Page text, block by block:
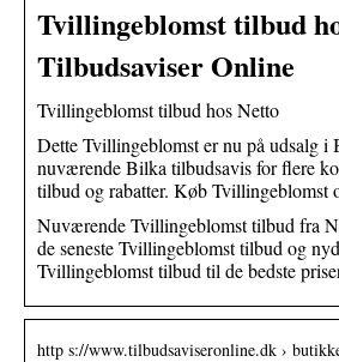
Tvillingeblomst tilbud
Tilbudsaviser Online
Tvillingeblomst tilbud hos Netto
Dette Tvillingeblomst er nu på udsalg i
nuværende Bilka tilbudsavis for flere
tilbud og rabatter. Køb
Nuværende Tvillingeblomst tilbud fra
de seneste Tvillingeblomst tilbud og
Tvillingeblomst tilbud til de bedste
http s://www.tilbudsaviseronline.dk ›